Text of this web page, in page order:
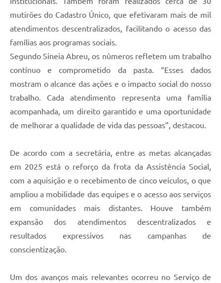
mutirões do Cadastro Único, que efetivaram mais de mil
atendimentos descentralizados, facilitando o acesso das
famílias aos programas sociais.
Segundo Sineia Abreu, os números refletem um trabalho
contínuo e comprometido da pasta. “Esses dados
mostram o alcance das ações e o impacto social do nosso
trabalho. Cada atendimento representa uma família
acompanhada, um direito garantido e uma oportunidade
de melhorar a qualidade de vida das pessoas”, destacou.
De acordo com a secretária, entre as metas alcançadas
em 2025 está o reforço da frota da Assistência Social,
com a aquisição e o recebimento de cinco veículos, o que
ampliou a mobilidade das equipes e o acesso aos serviços
em comunidades mais distantes. Houve também
expansão dos atendimentos descentralizados e
resultados expressivos nas campanhas de
conscientização.
Um dos avanços mais relevantes ocorreu no Serviço de